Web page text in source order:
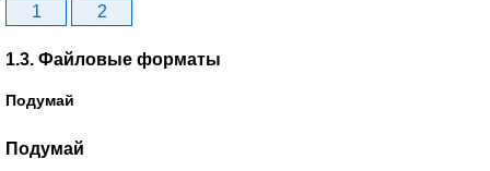
1 2
1.3. Файловые форматы
Подумай
Подумай